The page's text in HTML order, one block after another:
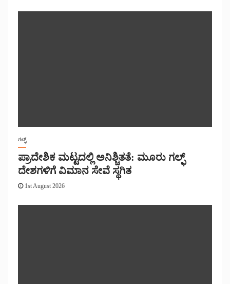
ಗಲ್ಫ್
ಪ್ರಾದೇಶಿಕ ಮಟ್ಟದಲ್ಲಿ ಅನಿಶ್ಚಿತತೆ: ಮೂರು ಗಲ್ಫ್
ದೇಶಗಳಿಗೆ ವಿಮಾನ ಸೇವೆ ಸ್ಥಗಿತ
1st August 2026